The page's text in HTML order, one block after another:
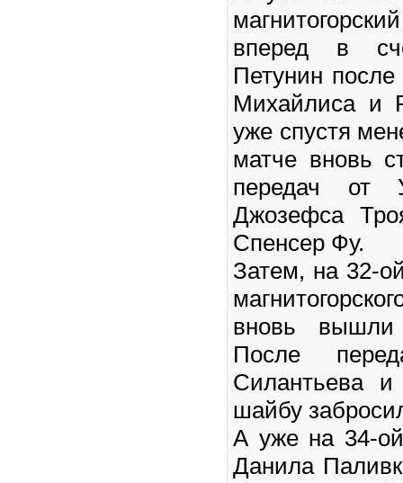
вперед в
Петунин
Михайлиса и
уже спустя
матче вновь
передач от
Джозефса
Спенсер Фу.
Затем, на 32-
вновь
После
Силантьева
шайбу
А уже на 34-
Данила